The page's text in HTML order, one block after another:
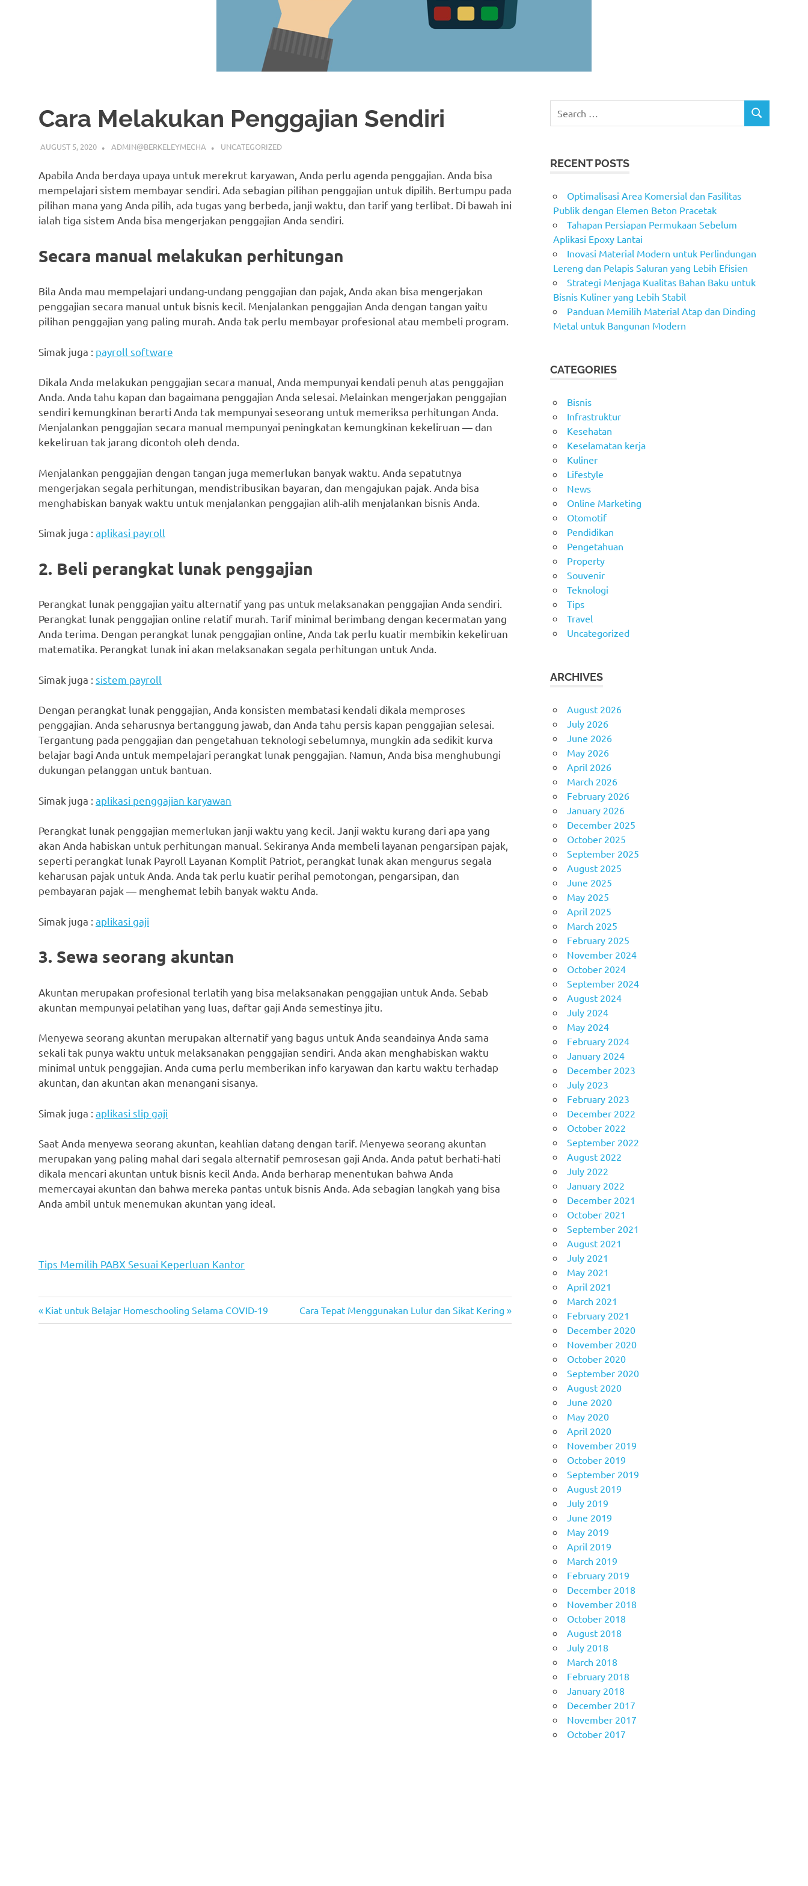
Cara Melakukan Penggajian Sendiri
AUGUST 5, 2020 ADMIN@BERKELEYMECHA UNCATEGORIZED
Apabila Anda berdaya upaya untuk merekrut karyawan, Anda perlu agenda penggajian. Anda bisa
mempelajari sistem membayar sendiri. Ada sebagian pilihan penggajian untuk dipilih. Bertumpu pada
pilihan mana yang Anda pilih, ada tugas yang berbeda, janji waktu, dan tarif yang terlibat. Di bawah ini
ialah tiga sistem Anda bisa mengerjakan penggajian Anda sendiri.
Secara manual melakukan perhitungan
Bila Anda mau mempelajari undang-undang penggajian dan pajak, Anda akan bisa mengerjakan
penggajian secara manual untuk bisnis kecil. Menjalankan penggajian Anda dengan tangan yaitu
pilihan penggajian yang paling murah. Anda tak perlu membayar profesional atau membeli program.
Simak juga : payroll software
Dikala Anda melakukan penggajian secara manual, Anda mempunyai kendali penuh atas penggajian
Anda. Anda tahu kapan dan bagaimana penggajian Anda selesai. Melainkan mengerjakan penggajian
sendiri kemungkinan berarti Anda tak mempunyai seseorang untuk memeriksa perhitungan Anda.
Menjalankan penggajian secara manual mempunyai peningkatan kemungkinan kekeliruan — dan
kekeliruan tak jarang dicontoh oleh denda.
Menjalankan penggajian dengan tangan juga memerlukan banyak waktu. Anda sepatutnya
mengerjakan segala perhitungan, mendistribusikan bayaran, dan mengajukan pajak. Anda bisa
menghabiskan banyak waktu untuk menjalankan penggajian alih-alih menjalankan bisnis Anda.
Simak juga : aplikasi payroll
2. Beli perangkat lunak penggajian
Perangkat lunak penggajian yaitu alternatif yang pas untuk melaksanakan penggajian Anda sendiri.
Perangkat lunak penggajian online relatif murah. Tarif minimal berimbang dengan kecermatan yang
Anda terima. Dengan perangkat lunak penggajian online, Anda tak perlu kuatir membikin kekeliruan
matematika. Perangkat lunak ini akan melaksanakan segala perhitungan untuk Anda.
Simak juga : sistem payroll
Dengan perangkat lunak penggajian, Anda konsisten membatasi kendali dikala memproses
penggajian. Anda seharusnya bertanggung jawab, dan Anda tahu persis kapan penggajian selesai.
Tergantung pada penggajian dan pengetahuan teknologi sebelumnya, mungkin ada sedikit kurva
belajar bagi Anda untuk mempelajari perangkat lunak penggajian. Namun, Anda bisa menghubungi
dukungan pelanggan untuk bantuan.
Simak juga : aplikasi penggajian karyawan
Perangkat lunak penggajian memerlukan janji waktu yang kecil. Janji waktu kurang dari apa yang
akan Anda habiskan untuk perhitungan manual. Sekiranya Anda membeli layanan pengarsipan pajak,
seperti perangkat lunak Payroll Layanan Komplit Patriot, perangkat lunak akan mengurus segala
keharusan pajak untuk Anda. Anda tak perlu kuatir perihal pemotongan, pengarsipan, dan
pembayaran pajak — menghemat lebih banyak waktu Anda.
Simak juga : aplikasi gaji
3. Sewa seorang akuntan
Akuntan merupakan profesional terlatih yang bisa melaksanakan penggajian untuk Anda. Sebab
akuntan mempunyai pelatihan yang luas, daftar gaji Anda semestinya jitu.
Menyewa seorang akuntan merupakan alternatif yang bagus untuk Anda seandainya Anda sama
sekali tak punya waktu untuk melaksanakan penggajian sendiri. Anda akan menghabiskan waktu
minimal untuk penggajian. Anda cuma perlu memberikan info karyawan dan kartu waktu terhadap
akuntan, dan akuntan akan menangani sisanya.
Simak juga : aplikasi slip gaji
Saat Anda menyewa seorang akuntan, keahlian datang dengan tarif. Menyewa seorang akuntan
merupakan yang paling mahal dari segala alternatif pemrosesan gaji Anda. Anda patut berhati-hati
dikala mencari akuntan untuk bisnis kecil Anda. Anda berharap menentukan bahwa Anda
memercayai akuntan dan bahwa mereka pantas untuk bisnis Anda. Ada sebagian langkah yang bisa
Anda ambil untuk menemukan akuntan yang ideal.
Tips Memilih PABX Sesuai Keperluan Kantor
Post
Previous
Post:
Kiat untuk Belajar Homeschooling Selama COVID-19
Next
Post:
Cara Tepat Menggunakan Lulur dan Sikat Kering
SEARCH
RECENT POSTS
Optimalisasi Area Komersial dan Fasilitas
Publik dengan Elemen Beton Pracetak
Tahapan Persiapan Permukaan Sebelum
Aplikasi Epoxy Lantai
Inovasi Material Modern untuk Perlindungan
Lereng dan Pelapis Saluran yang Lebih Efisien
Strategi Menjaga Kualitas Bahan Baku untuk
Bisnis Kuliner yang Lebih Stabil
Panduan Memilih Material Atap dan Dinding
Metal untuk Bangunan Modern
CATEGORIES
Bisnis
Infrastruktur
Kesehatan
Keselamatan kerja
Kuliner
Lifestyle
News
Online Marketing
Otomotif
Pendidikan
Pengetahuan
Property
Souvenir
Teknologi
Tips
Travel
Uncategorized
ARCHIVES
August 2026
July 2026
June 2026
May 2026
April 2026
March 2026
February 2026
January 2026
December 2025
October 2025
September 2025
August 2025
June 2025
May 2025
April 2025
March 2025
February 2025
November 2024
October 2024
September 2024
August 2024
July 2024
May 2024
February 2024
January 2024
December 2023
July 2023
February 2023
December 2022
October 2022
September 2022
August 2022
July 2022
January 2022
December 2021
October 2021
September 2021
August 2021
July 2021
May 2021
April 2021
March 2021
February 2021
December 2020
November 2020
October 2020
September 2020
August 2020
June 2020
May 2020
April 2020
November 2019
October 2019
September 2019
August 2019
July 2019
June 2019
May 2019
April 2019
March 2019
February 2019
December 2018
November 2018
October 2018
August 2018
July 2018
March 2018
February 2018
January 2018
December 2017
November 2017
October 2017